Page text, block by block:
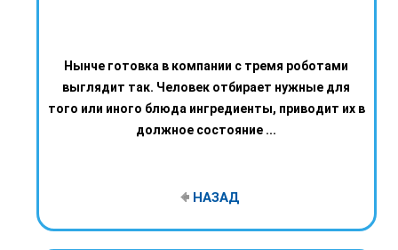
Нынче готовка в компании с тремя роботами
выглядит так. Человек отбирает нужные для
того или иного блюда ингредиенты, приводит их в
должное состояние ...
НАЗАД